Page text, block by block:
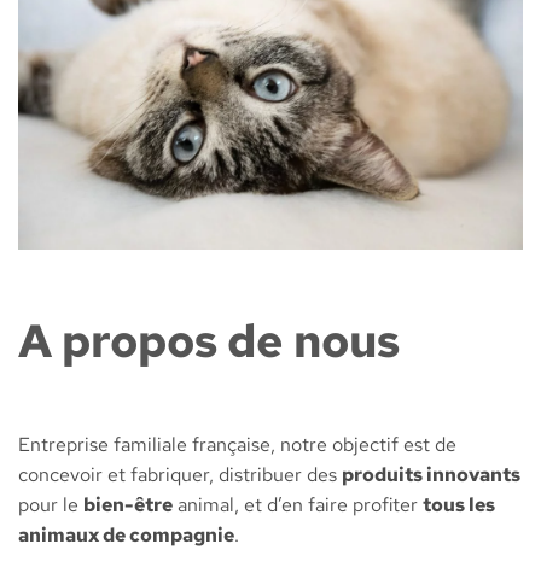
A propos de nous
Entreprise familiale française, notre objectif est de
concevoir et fabriquer, distribuer des produits innovants
pour le bien-êtreanimal, et d’en faire profitertous les
animaux de compagnie.